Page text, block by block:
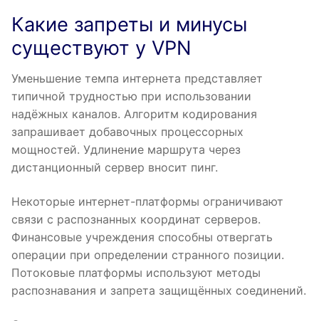
Какие запреты и минусы
существуют у VPN
Уменьшение темпа интернета представляет
типичной трудностью при использовании
надёжных каналов. Алгоритм кодирования
запрашивает добавочных процессорных
мощностей. Удлинение маршрута через
дистанционный сервер вносит пинг.
Некоторые интернет-платформы ограничивают
связи с распознанных координат серверов.
Финансовые учреждения способны отвергать
операции при определении странного позиции.
Потоковые платформы используют методы
распознавания и запрета защищённых соединений.